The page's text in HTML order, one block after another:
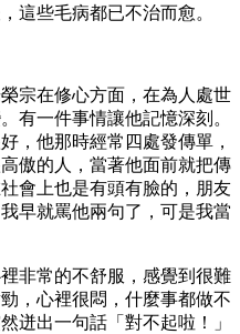
這些毛病都已不治而愈。
宗在修心方面，在為人處世
有一件事情讓他記憶深刻。
，他那時經常四處發傳單，
傲的人，當著他面前就把傳
會上也是有頭有臉的，朋友
早就罵他兩句了，可是我當
非常的不舒服，感覺到很難
，心裡很悶，什麼事都做不
迸出一句話「對不起啦！」